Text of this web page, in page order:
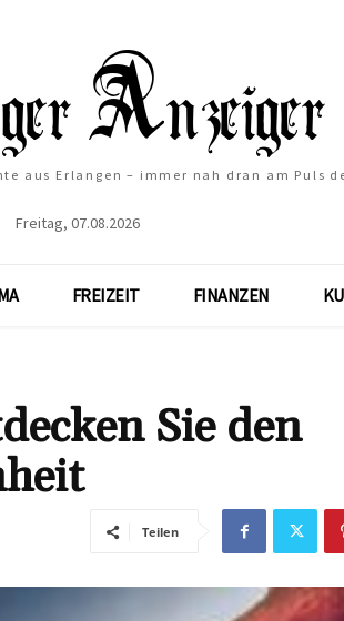
aus Erlangen – immer nah dran am Puls
Freitag, 07.08.2026
FREIZEIT FINANZEN
Sie den
Teilen